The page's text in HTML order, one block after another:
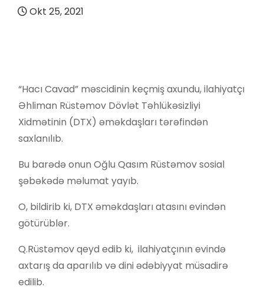
Okt 25, 2021
“Hacı Cavad” məscidinin keçmiş axundu, ilahiyatçı
Əhliman Rüstəmov Dövlət Təhlükəsizliyi
Xidmətinin (DTX) əməkdaşları tərəfindən
saxlanılıb.
Bu barədə onun Oğlu Qasım Rüstəmov sosial
şəbəkədə məlumat yayıb.
O, bildirib ki, DTX əməkdaşları atasını evindən
götürüblər.
Q.Rüstəmov qeyd edib ki, ilahiyatçının evində
axtarış da aparılıb və dini ədəbiyyat müsadirə
edilib.